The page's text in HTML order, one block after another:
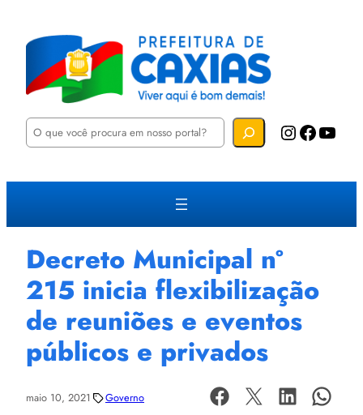
P
u
a
Instagram Facebook YouTube
Decreto Municipal nº
215 inicia flexibilização
de reuniões e eventos
públicos e privados
maio 10, 2021 Governo